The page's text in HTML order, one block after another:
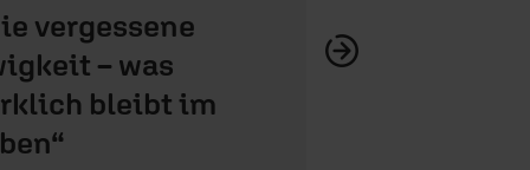
vergessene
– was
bleibt im